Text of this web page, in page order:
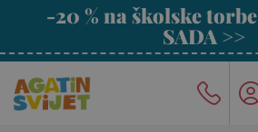
-20 % na školske
SADA >>